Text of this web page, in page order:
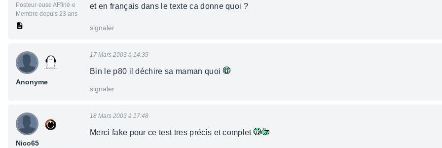
Posteur·euse AFfiné·e
Membre depuis 23 ans
et en français dans le texte ca donne quoi ?
signaler
Anonyme
17 Mars 2003 à 14:39
Bin le p80 il déchire sa maman quoi
signaler
Nico65
18 Mars 2003 à 17:48
Merci fake pour ce test tres précis et complet